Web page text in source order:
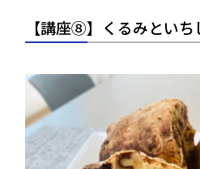
【講座⑧】くるみとい